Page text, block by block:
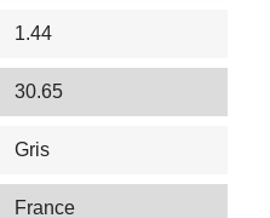
1.44
30.65
Gris
France